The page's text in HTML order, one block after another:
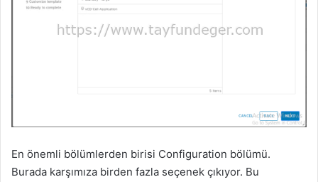
En önemli bölümlerden birisi Configuration bölümü.
Burada karşımıza birden fazla seçenek çıkıyor. Bu